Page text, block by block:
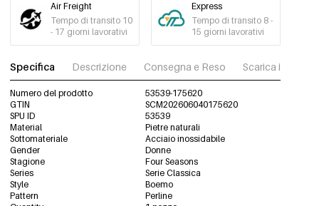
Air Freight
Tempo di transito 10
- 17 giorni lavorativi
Express
Tempo di transito 8 -
15 giorni lavorativi
Specifica Descrizione Consegna e Reso Scarica immagini
Numero del prodotto
53539-175620
GTIN
SCM202606040175620
SPU ID
53539
Material
Pietre naturali
Sottomateriale
Acciaio inossidabile
Gender
Donne
Stagione
Four Seasons
Series
Serie Classica
Style
Boemo
Pattern
Perline